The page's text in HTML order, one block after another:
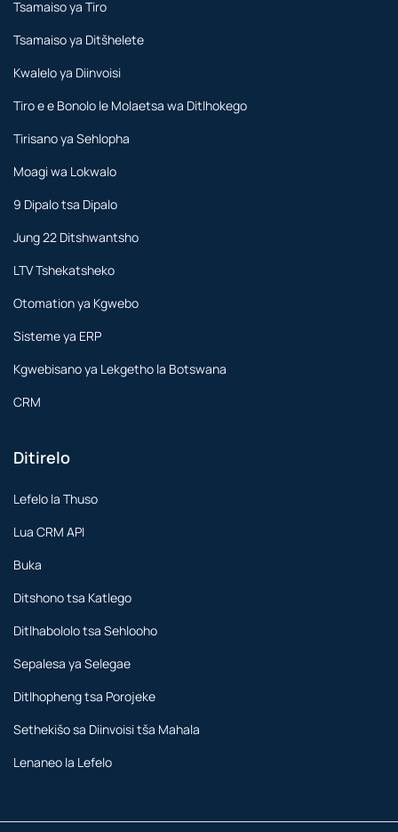
Tsamaiso ya Tiro
Tsamaiso ya Ditšhelete
Kwalelo ya Diinvoisi
Tiro e e Bonolo le Molaetsa wa Ditlhokego
Tirisano ya Sehlopha
Moagi wa Lokwalo
9 Dipalo tsa Dipalo
Jung 22 Ditshwantsho
LTV Tshekatsheko
Otomation ya Kgwebo
Sisteme ya ERP
Kgwebisano ya Lekgetho la Botswana
CRM
Ditirelo
Lefelo la Thuso
Lua CRM API
Buka
Ditshono tsa Katlego
Ditlhabololo tsa Sehlooho
Sepalesa ya Selegae
Ditlhopheng tsa Porojeke
Sethekišo sa Diinvoisi tša Mahala
Lenaneo la Lefelo